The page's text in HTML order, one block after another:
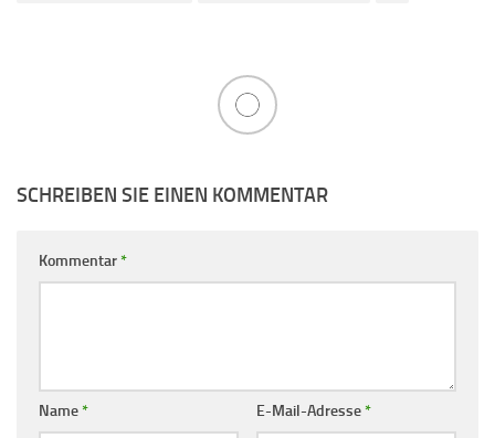
SCHREIBEN SIE EINEN KOMMENTAR
Kommentar*
Name* E-Mail-Adresse*